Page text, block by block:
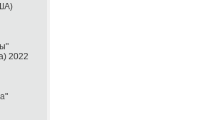
2022